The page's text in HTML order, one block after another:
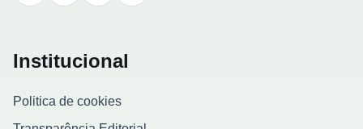
Institucional
Politica de cookies